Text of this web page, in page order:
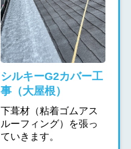
シルキーG2カバー工
事（大屋根）
下葺材（粘着ゴムアス
ルーフィング）を張っ
ていきます。